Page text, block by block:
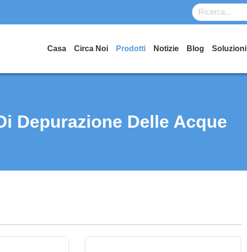
Casa Circa Noi Prodotti Notizie Blog Soluzioni
Depurazione Delle Acque